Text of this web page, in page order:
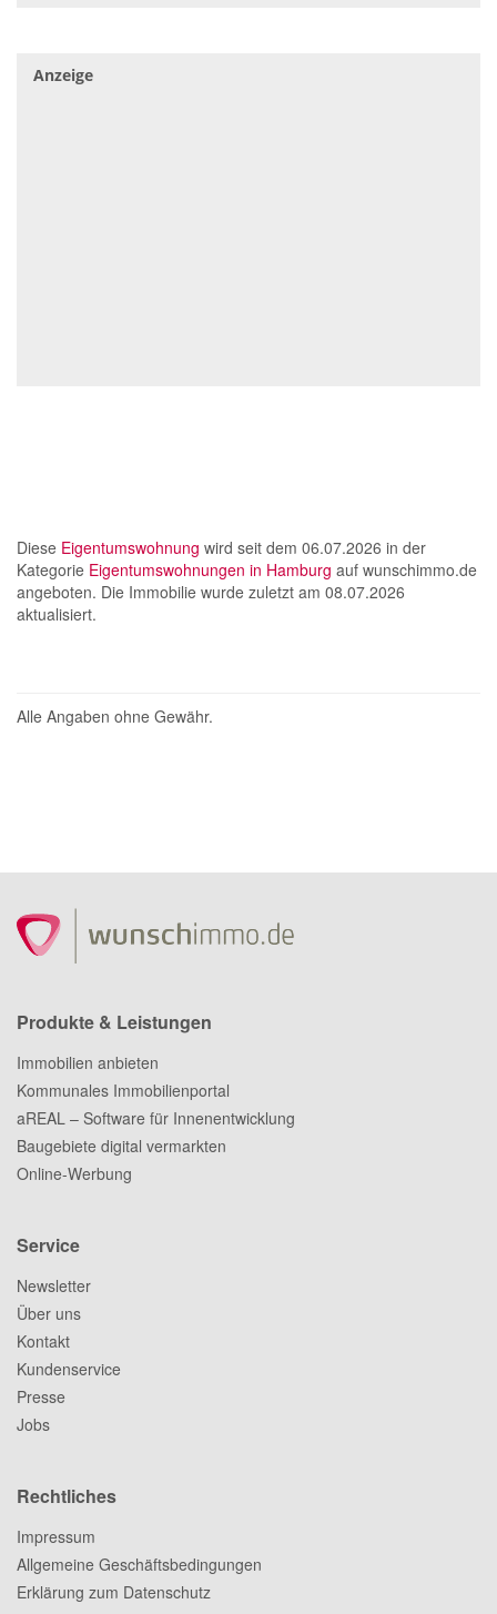
Anzeige
Diese Eigentumswohnung wird seit dem 06.07.2026 in der
Kategorie Eigentumswohnungen in Hamburg auf wunschimmo.de
angeboten. Die Immobilie wurde zuletzt am 08.07.2026
aktualisiert.
Alle Angaben ohne Gewähr.
Produkte & Leistungen
Immobilien anbieten
Kommunales Immobilienportal
aREAL – Software für Innenentwicklung
Baugebiete digital vermarkten
Online-Werbung
Service
Newsletter
Über uns
Kontakt
Kundenservice
Presse
Jobs
Rechtliches
Impressum
Allgemeine Geschäftsbedingungen
Erklärung zum Datenschutz